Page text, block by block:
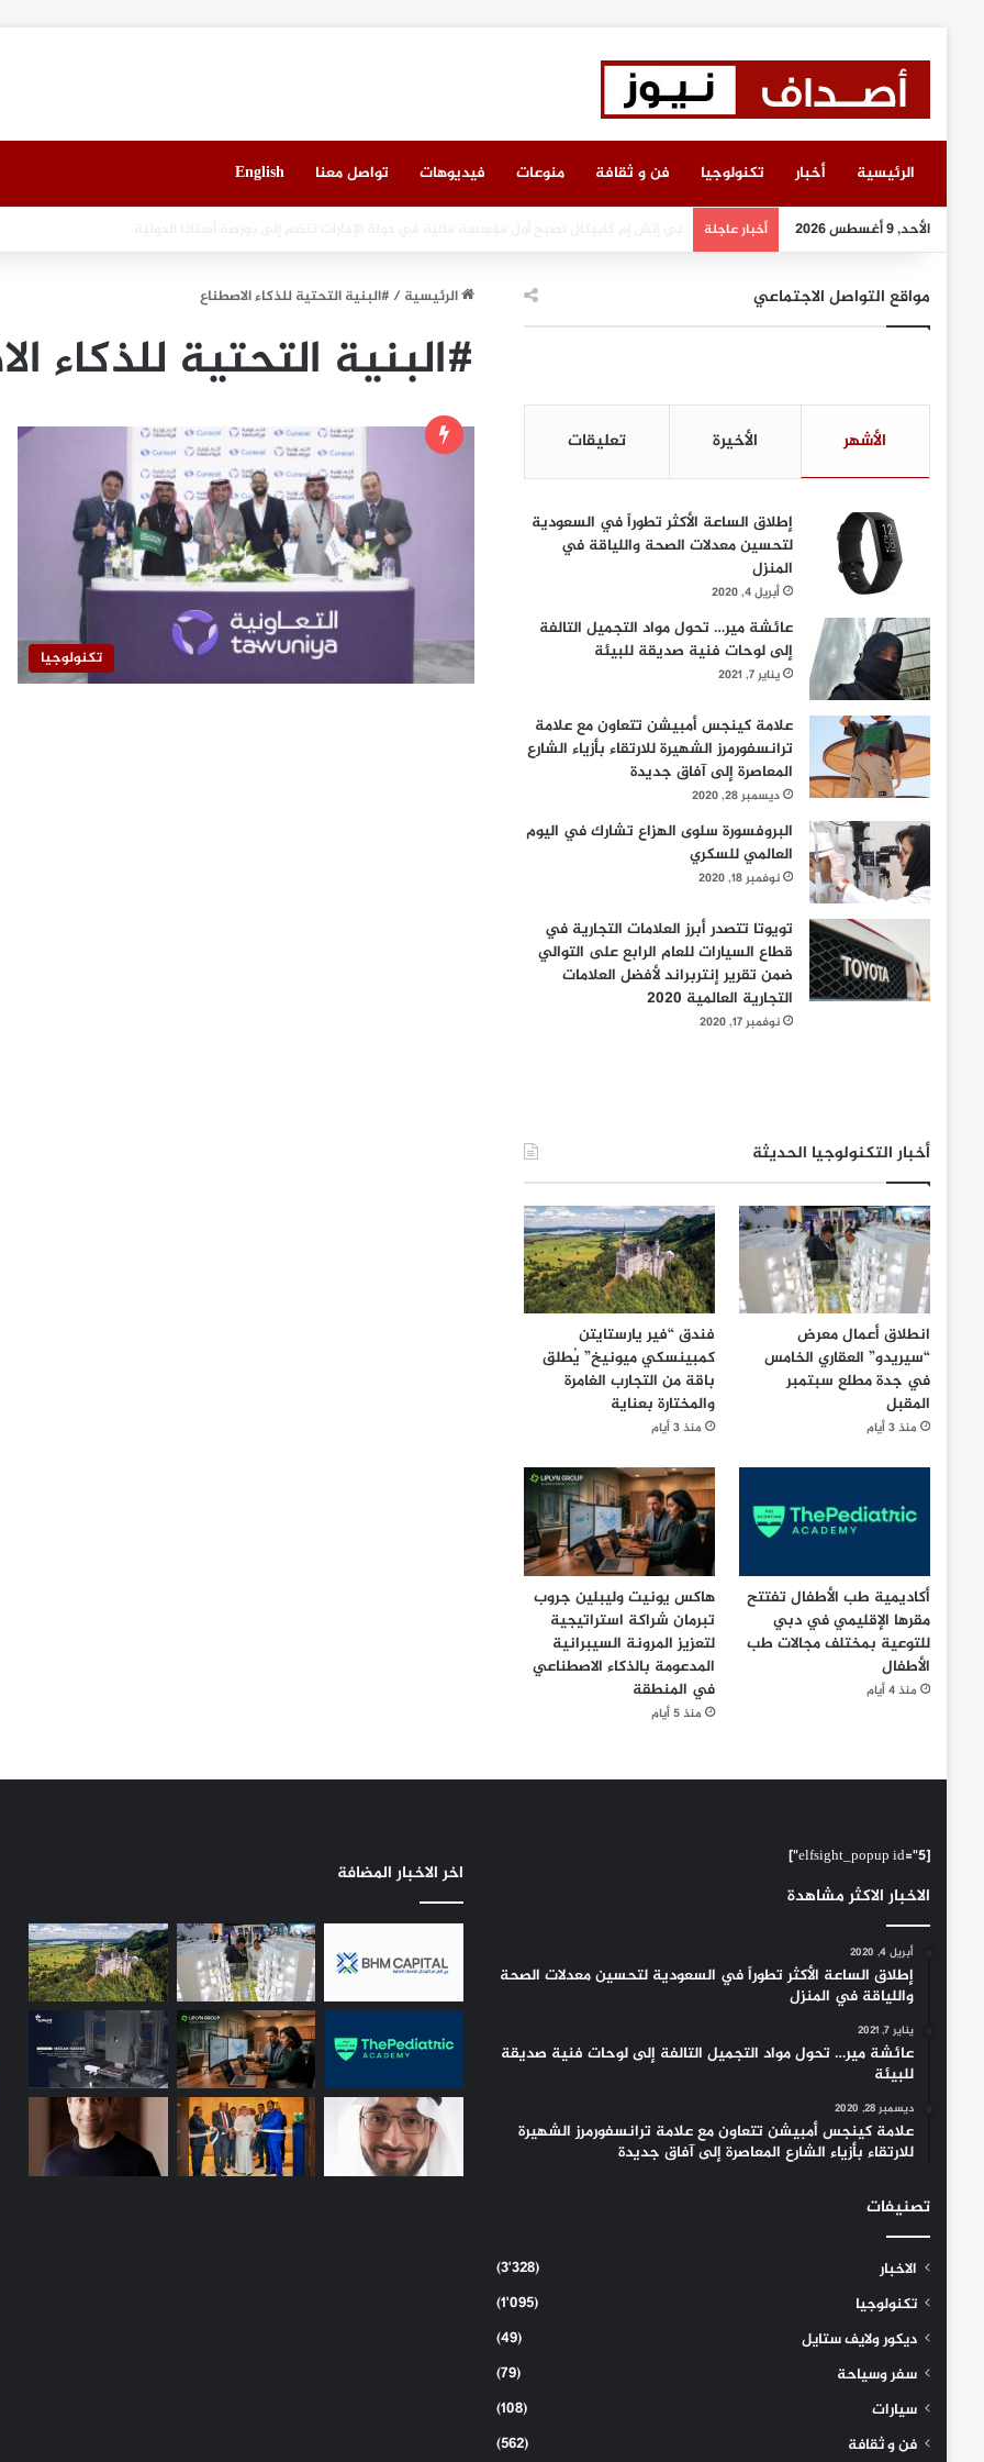
الرئيسية أخبار تكنولوجيا فن و ثقافة منوعات فيديوهات تواصل معنا English
الأحد, 9 أغسطس 2026 أخبار عاجلة
الرئيسية/ #البنية التحتية للذكاء الاصطناع
#البنية التحتية للذكاء
تكنولوجيا
مواقع التواصل الاجتماعي
الأشهر الأخيرة تعليقات
إطلاق الساعة الأكثر تطوراً في السعودية
لتحسين معدلات الصحة واللياقة في
المنزل
أبريل 4, 2020
عائشة مير… تحول مواد التجميل التالفة
إلى لوحات فنية صديقة للبيئة
يناير 7, 2021
علامة كينجس أمبيشن تتعاون مع علامة
ترانسفورمرز الشهيرة للارتقاء بأزياء الشارع
المعاصرة إلى آفاق جديدة
ديسمبر 28, 2020
البروفسورة سلوى الهزاع تشارك في اليوم
العالمي للسكري
نوفمبر 18, 2020
تويوتا تتصدر أبرز العلامات التجارية في
قطاع السيارات للعام الرابع على التوالي
ضمن تقرير إنتربراند لأفضل العلامات
التجارية العالمية 2020
نوفمبر 17, 2020
أخبار التكنولوجيا الحديثة
انطلاق أعمال معرض
“سيريدو” العقاري الخامس
في جدة مطلع سبتمبر
المقبل
منذ 3 أيام
فندق “فير يارستايتن
كمبينسكي ميونيخ” يُطلق
باقة من التجارب الغامرة
والمختارة بعناية
منذ 3 أيام
أكاديمية طب الأطفال تفتتح
مقرها الإقليمي في دبي
للتوعية بمختلف مجالات طب
الأطفال
منذ 4 أيام
هاكس يونيت وليبلين جروب
تبرمان شراكة استراتيجية
لتعزيز المرونة السيبرانية
المدعومة بالذكاء الاصطناعي
في المنطقة
منذ 5 أيام
[elfsight_popup id="5"]
الاخبار الاكثر مشاهدة
أبريل 4, 2020
إطلاق الساعة الأكثر تطوراً في السعودية لتحسين معدلات الصحة
واللياقة في المنزل
يناير 7, 2021
عائشة مير… تحول مواد التجميل التالفة إلى لوحات فنية صديقة
للبيئة
ديسمبر 28, 2020
علامة كينجس أمبيشن تتعاون مع علامة ترانسفورمرز الشهيرة
للارتقاء بأزياء الشارع المعاصرة إلى آفاق جديدة
تصنيفات
الاخبار
(3٬328)
تكنولوجيا
(1٬095)
ديكور ولايف ستايل
(49)
سفر وسياحة
(79)
سيارات
(108)
فن و ثقافة
(562)
اخر الاخبار المضافة